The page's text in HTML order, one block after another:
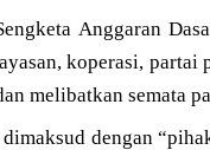
Anggaran
koperasi,
melibatkan semata
dimaksud dengan